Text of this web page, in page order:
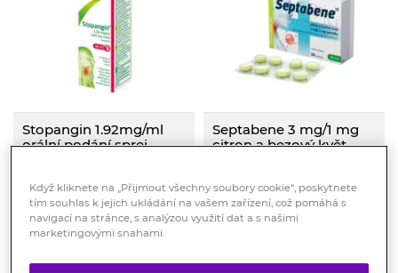
Stopangin 1.92mg/ml
orální podání sprej,
Dezinfekční přípravek s
mírným anestetickým
(znecitlivujícím) účinkem.
Obsahuje léčivou látku
hexetidin, která působí proti
plísním.
Skladem > 10 ks
139Kč
Septabene 3 mg/1 mg
citron a bezový květ
Přípravek Septabene je určen
k léčbě podráždění v krku,
podráždění úst a dásní, při
gingivitidě, faryngitidě,
Skladem > 10 ks
Když kliknete na „Přijmout všechny soubory cookie“, poskytnete
tím souhlas k jejich ukládání na vašem zařízení, což pomáhá s
navigací na stránce, s analýzou využití dat a s našimi
marketingovými snahami.